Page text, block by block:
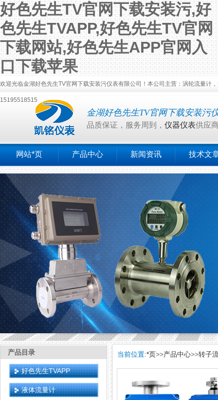
好色先生TV官网下载安装污,好
色先生TVAPP,好色先生TV官网
下载网站,好色先生APP官网入
口下载苹果
欢迎光临金湖好色先生TV官网下载安装污仪表有限公司！本公司主营：涡轮流量计，
15195518515
金湖好色先生TV官网下载安装污
品质保证，服务周到， 仪器仪表供应
网站*页 产品中心 新闻资讯 技术文
产品目录
好色先生TVAPP
液体流量计
当前位置:*页>>产品中心>>转子